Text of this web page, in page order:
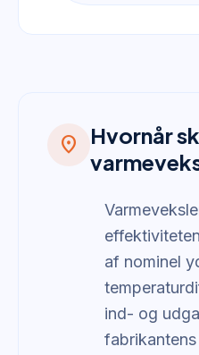
location_on
Hvornår
af nominel
ind- og